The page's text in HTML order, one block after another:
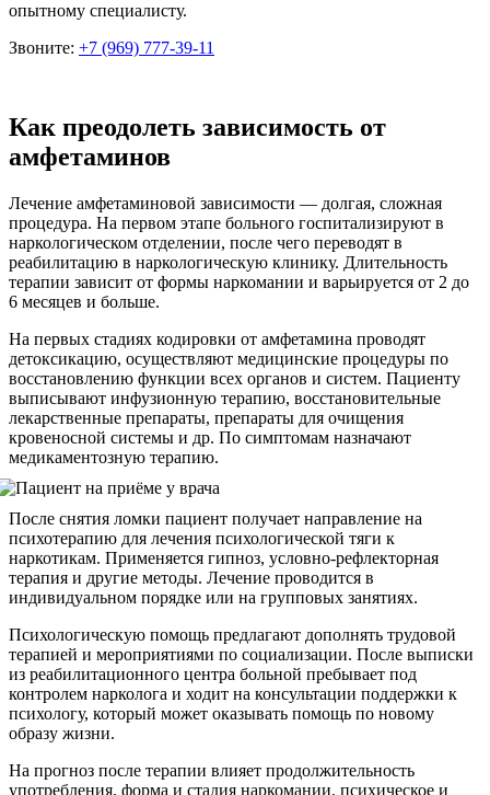
опытному специалисту.
Звоните: +7 (969) 777-39-11
Как преодолеть зависимость от
амфетаминов
Лечение амфетаминовой зависимости — долгая, сложная
процедура. На первом этапе больного госпитализируют в
наркологическом отделении, после чего переводят в
реабилитацию в наркологическую клинику. Длительность
терапии зависит от формы наркомании и варьируется от 2 до
6 месяцев и больше.
На первых стадиях кодировки от амфетамина проводят
детоксикацию, осуществляют медицинские процедуры по
восстановлению функции всех органов и систем. Пациенту
выписывают инфузионную терапию, восстановительные
лекарственные препараты, препараты для очищения
кровеносной системы и др. По симптомам назначают
медикаментозную терапию.
После снятия ломки пациент получает направление на
психотерапию для лечения психологической тяги к
наркотикам. Применяется гипноз, условно-рефлекторная
терапия и другие методы. Лечение проводится в
индивидуальном порядке или на групповых занятиях.
Психологическую помощь предлагают дополнять трудовой
терапией и мероприятиями по социализации. После выписки
из реабилитационного центра больной пребывает под
контролем нарколога и ходит на консультации поддержки к
психологу, который может оказывать помощь по новому
образу жизни.
На прогноз после терапии влияет продолжительность
употребления, форма и стадия наркомании, психическое и